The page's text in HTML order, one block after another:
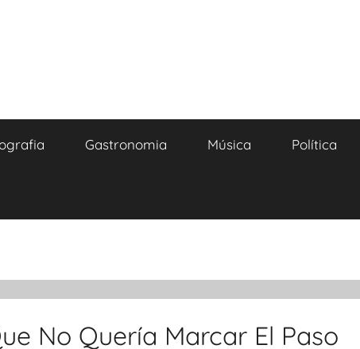
Gastronomia Música Política
No Quería Marcar El Paso